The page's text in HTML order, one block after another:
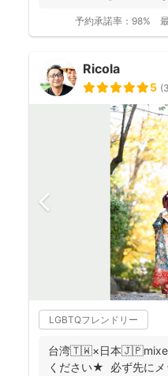
予約承諾率： 98%
Ricola
5 (
LGBTQフレンドリー
台湾🇹🇼×日本
ください★ 必ず先に